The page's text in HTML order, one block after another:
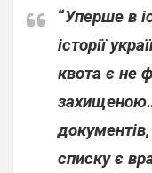
“Уперше в
історії
квота є не
списку є